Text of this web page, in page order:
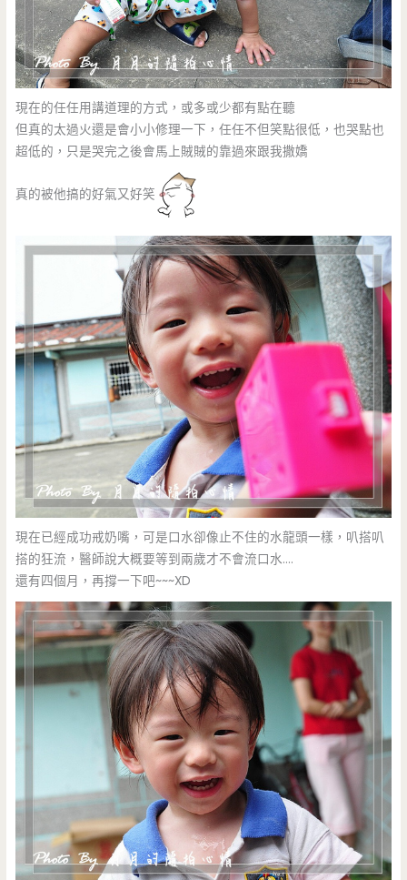
現在的任任用講道理的方式，或多或少都有點在聽
但真的太過火還是會小小修理一下，任任不但笑點很低，也哭點也
超低的，只是哭完之後會馬上賊賊的靠過來跟我撒嬌
真的被他搞的好氣又好笑
現在已經成功戒奶嘴，可是口水卻像止不住的水龍頭一樣，叭搭叭
搭的狂流，醫師說大概要等到兩歲才不會流口水….
還有四個月，再撐一下吧~~~XD